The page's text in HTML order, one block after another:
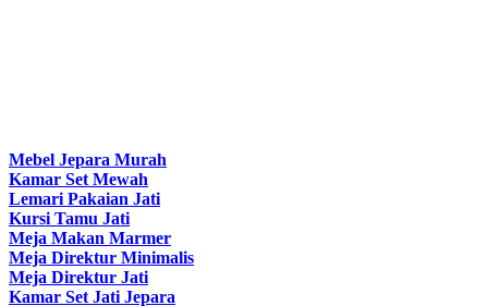
Mebel Jepara Murah
Kamar Set Mewah
Lemari Pakaian Jati
Kursi Tamu Jati
Meja Makan Marmer
Meja Direktur Minimalis
Meja Direktur Jati
Kamar Set Jati Jepara